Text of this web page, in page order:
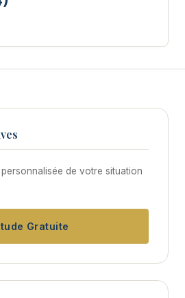
de votre situation
Gratuite